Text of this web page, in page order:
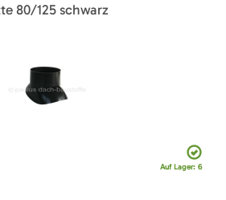
80/125 schwarz
Auf Lager: 6